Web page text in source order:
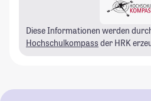
Diese Informationen werden
Hochschulkompass der HRK